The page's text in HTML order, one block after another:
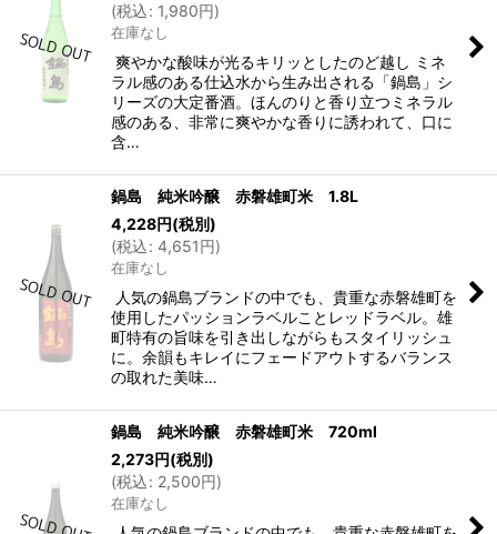
(税込: 1,980円)
在庫なし
爽やかな酸味が光るキリッとしたのど越し ミネ
ラル感のある仕込水から生み出される「鍋島」シ
リーズの大定番酒。ほんのりと香り立つミネラル
感のある、非常に爽やかな香りに誘われて、口に
含…
鍋島 純米吟醸 赤磐雄町米 1.8L
4,228円(税別)
(税込: 4,651円)
在庫なし
人気の鍋島ブランドの中でも、貴重な赤磐雄町を
使用したパッションラベルことレッドラベル。雄
町特有の旨味を引き出しながらもスタイリッシュ
に。余韻もキレイにフェードアウトするバランス
の取れた美味…
鍋島 純米吟醸 赤磐雄町米 720ml
2,273円(税別)
(税込: 2,500円)
在庫なし